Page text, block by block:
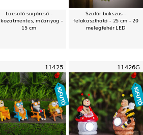
Locsoló sugárcső -
műanyag -
15 cm
Szolár bukszus -
felakasztható - 25 cm - 20
melegfehér LED
11425 11426G